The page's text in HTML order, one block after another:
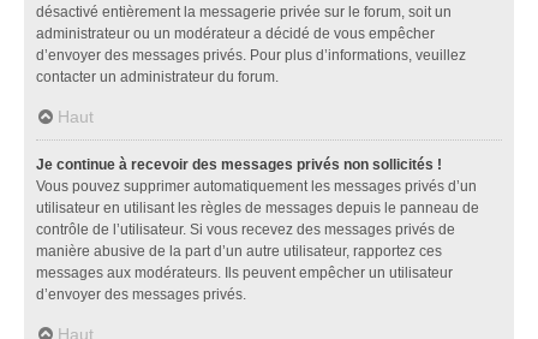
désactivé entièrement la messagerie privée sur le forum, soit un
administrateur ou un modérateur a décidé de vous empêcher
d’envoyer des messages privés. Pour plus d’informations, veuillez
contacter un administrateur du forum.
Haut
Je continue à recevoir des messages privés non sollicités !
Vous pouvez supprimer automatiquement les messages privés d’un
utilisateur en utilisant les règles de messages depuis le panneau de
contrôle de l’utilisateur. Si vous recevez des messages privés de
manière abusive de la part d’un autre utilisateur, rapportez ces
messages aux modérateurs. Ils peuvent empêcher un utilisateur
d’envoyer des messages privés.
Haut